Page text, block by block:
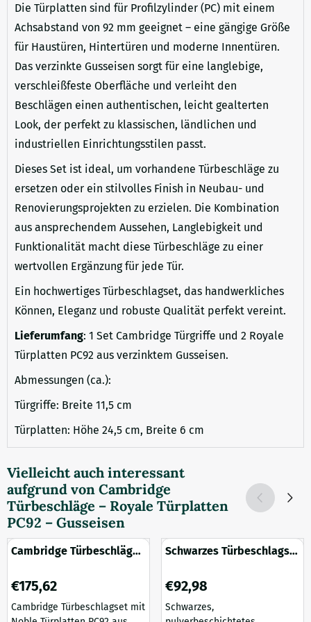
Die Türplatten sind für Profilzylinder (PC) mit einem
Achsabstand von 92 mm geeignet – eine gängige Größe
für Haustüren, Hintertüren und moderne Innentüren.
Das verzinkte Gusseisen sorgt für eine langlebige,
verschleißfeste Oberfläche und verleiht den
Beschlägen einen authentischen, leicht gealterten
Look, der perfekt zu klassischen, ländlichen und
industriellen Einrichtungsstilen passt.
Dieses Set ist ideal, um vorhandene Türbeschläge zu
ersetzen oder ein stilvolles Finish in Neubau- und
Renovierungsprojekten zu erzielen. Die Kombination
aus ansprechendem Aussehen, Langlebigkeit und
Funktionalität macht diese Türbeschläge zu einer
wertvollen Ergänzung für jede Tür.
Ein hochwertiges Türbeschlagset, das handwerkliches
Können, Eleganz und robuste Qualität perfekt vereint.
Lieferumfang: 1 Set Cambridge Türgriffe und 2 Royale
Türplatten PC92 aus verzinktem Gusseisen.
Abmessungen (ca.):
Türgriffe: Breite 11,5 cm
Türplatten: Höhe 24,5 cm, Breite 6 cm
Vielleicht auch interessant
aufgrund von Cambridge
Türbeschläge – Royale Türplatten
PC92 – Gusseisen
Cambridge Türbeschläge
Preis: 175,62
€175,62
Cambridge Türbeschlagset mit
Schwarzes Türbeschlagset
Preis: 92,98
€92,98
Schwarzes,